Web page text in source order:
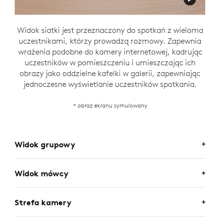
Widok siatki jest przeznaczony do spotkań z wieloma
uczestnikami, którzy prowadzą rozmowy. Zapewnia
wrażenia podobne do kamery internetowej, kadrując
uczestników w pomieszczeniu i umieszczając ich
obrazy jako oddzielne kafelki w galerii, zapewniając
jednoczesne wyświetlanie uczestników spotkania.
* obraz ekranu symulowany
Widok grupowy
Widok mówcy
Strefa kamery